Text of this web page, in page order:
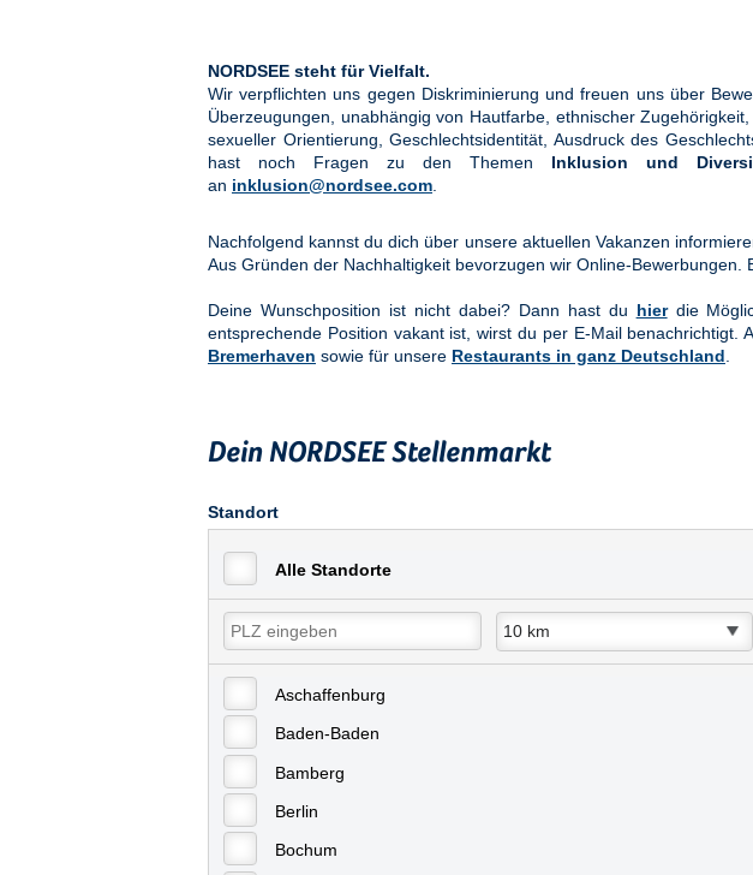
NORDSEE steht für Vielfalt.
Wir verpflichten uns gegen Diskriminierung und freuen uns über
Überzeugungen, unabhängig von Hautfarbe, ethnischer
sexueller Orientierung, Geschlechtsidentität, Ausdruck des
hast noch Fragen zu den Themen Inklusion und
an inklusion@nordsee.com
Nachfolgend kannst du dich über unsere aktuellen Vakanzen
Aus Gründen der Nachhaltigkeit bevorzugen wir Online-Bewerbungen.
Deine Wunschposition ist nicht dabei? Dann hast du hierdie
entsprechende Position vakant ist, wirst du per E-Mail
Bremerhaven sowie für unsere Restaurants in ganz Deutschland
Dein NORDSEE Stellenmarkt
Standort
Alle Standorte
Aschaffenburg
Baden-Baden
Bamberg
Berlin
Bochum